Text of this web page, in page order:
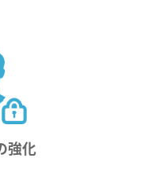
強化